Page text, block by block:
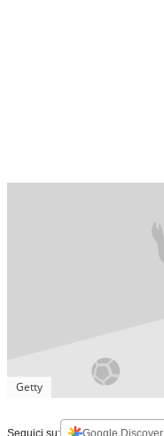
Getty
Seguici su: Google Discover